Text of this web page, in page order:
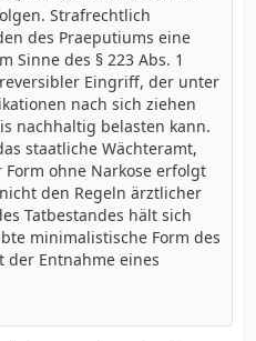
treuhänderisch wahr,
ist.
sie bereiten Schicksal.
gehört zur Kernkompetenz
Recht zur religiösen
in die Beschneidung
Sie deckt die elterliche
in die
aber ist nur die spirituelle
Dagegen wehrt sich
Unversehrtheit gegen
Strafrechtlich
des Praeputiums eine
Sinne des § 223 Abs. 1
Eingriff, der unter
nach sich ziehen
nachhaltig belasten kann.
staatliche Wächteramt,
ohne Narkose erfolgt
den Regeln ärztlicher
Tatbestandes hält sich
minimalistische Form des
Entnahme eines